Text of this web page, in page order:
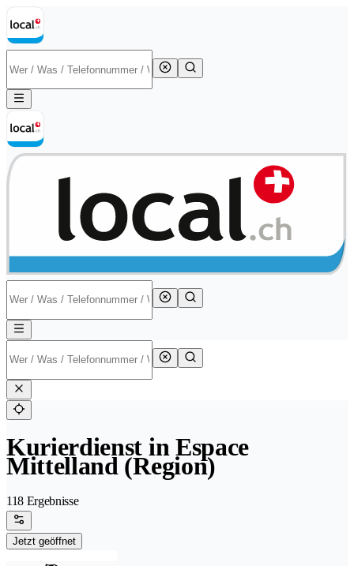
Kurierdienst in Espace
Mittelland (Region)
118 Ergebnisse
Jetzt geöffnet